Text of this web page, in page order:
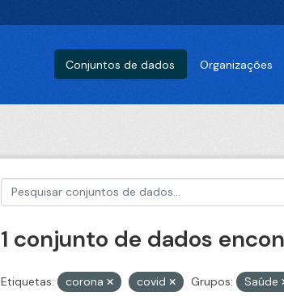
Conjuntos de dados Organizações
1 conjunto de dados
Etiquetas: corona covid Grupos: Saúde